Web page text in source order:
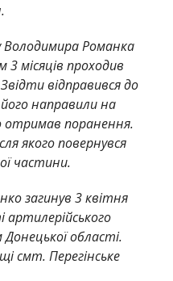
Володимира Романка
3 місяців проходив
відправився до
направили на
отримав поранення.
якого повернувся
частини.
загинув 3 квітня
артилерійського
області.
смт. Перегінське